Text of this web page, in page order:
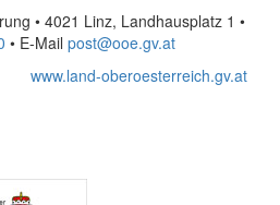
• 4021 Linz, Landhausplatz 1 •
• E-Mail post@ooe.gv.at
www.land-oberoesterreich.gv.at